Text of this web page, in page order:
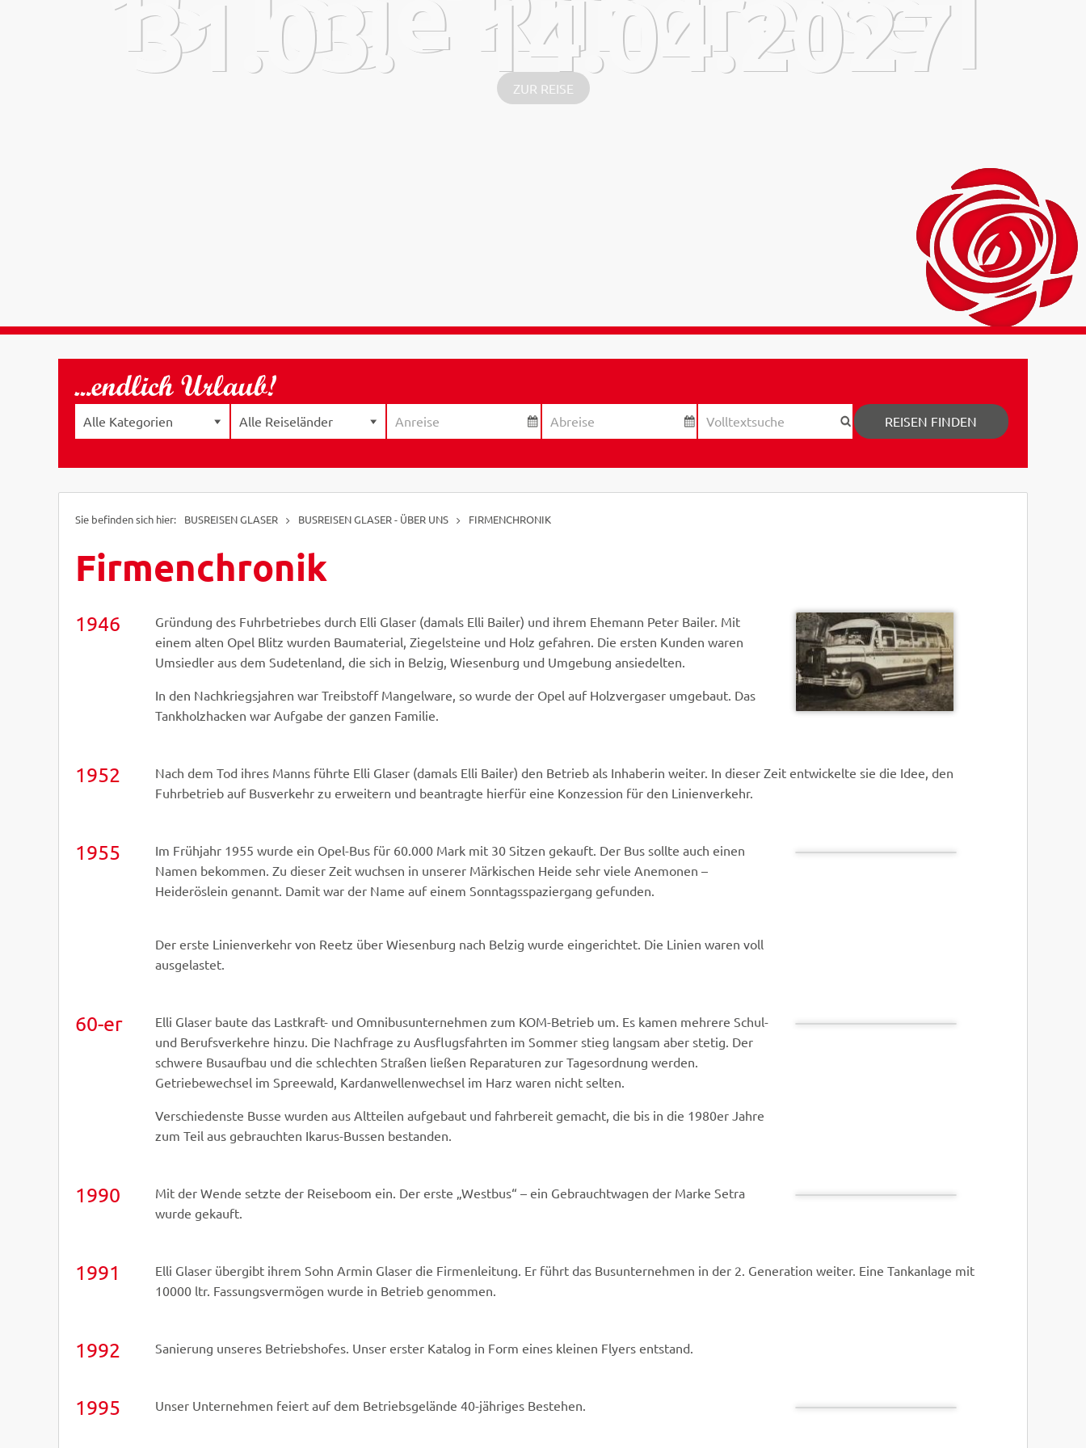
31.03. - 14.04.2027
ZUR REISE
REISEN FINDEN
BUSREISEN GLASER BUSREISEN GLASER - ÜBER UNS FIRMENCHRONIK
Firmenchronik
1946
Gründung des Fuhrbetriebes durch Elli Glaser (damals Elli Bailer) und ihrem Ehemann Peter Bailer. Mit
einem alten Opel Blitz wurden Baumaterial, Ziegelsteine und Holz gefahren. Die ersten Kunden waren
Umsiedler aus dem Sudetenland, die sich in Belzig, Wiesenburg und Umgebung ansiedelten.
In den Nachkriegsjahren war Treibstoff Mangelware, so wurde der Opel auf Holzvergaser umgebaut. Das
Tankholzhacken war Aufgabe der ganzen Familie.
1952
Nach dem Tod ihres Manns führte Elli Glaser (damals Elli Bailer) den Betrieb als Inhaberin weiter. In dieser Zeit entwickelte sie die Idee, den
Fuhrbetrieb auf Busverkehr zu erweitern und beantragte hierfür eine Konzession für den Linienverkehr.
1955
Im Frühjahr 1955 wurde ein Opel-Bus für 60.000 Mark mit 30 Sitzen gekauft. Der Bus sollte auch einen
Namen bekommen. Zu dieser Zeit wuchsen in unserer Märkischen Heide sehr viele Anemonen –
Heideröslein genannt. Damit war der Name auf einem Sonntagsspaziergang gefunden.
Der erste Linienverkehr von Reetz über Wiesenburg nach Belzig wurde eingerichtet. Die Linien waren voll
ausgelastet.
60-er
Elli Glaser baute das Lastkraft- und Omnibusunternehmen zum KOM-Betrieb um. Es kamen mehrere Schul-
und Berufsverkehre hinzu. Die Nachfrage zu Ausflugsfahrten im Sommer stieg langsam aber stetig. Der
schwere Busaufbau und die schlechten Straßen ließen Reparaturen zur Tagesordnung werden.
Getriebewechsel im Spreewald, Kardanwellenwechsel im Harz waren nicht selten.
Verschiedenste Busse wurden aus Altteilen aufgebaut und fahrbereit gemacht, die bis in die 1980er Jahre
zum Teil aus gebrauchten Ikarus-Bussen bestanden.
1990
Mit der Wende setzte der Reiseboom ein. Der erste „Westbus“ – ein Gebrauchtwagen der Marke Setra
wurde gekauft.
1991
Elli Glaser übergibt ihrem Sohn Armin Glaser die Firmenleitung. Er führt das Busunternehmen in der 2. Generation weiter. Eine Tankanlage mit
10000 ltr. Fassungsvermögen wurde in Betrieb genommen.
1992 Sanierung unseres Betriebshofes. Unser erster Katalog in Form eines kleinen Flyers entstand.
1995 Unser Unternehmen feiert auf dem Betriebsgelände 40-jähriges Bestehen.